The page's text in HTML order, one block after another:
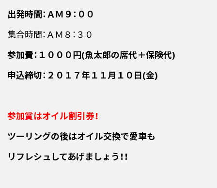
出発時間：ＡＭ９：００
集合時間：ＡＭ８：３０
参加費：１０００円(魚太郎の席代＋保険代)
申込締切：２０１７年１１月１０日(金)
参加賞はオイル割引券！
ツーリングの後はオイル交換で愛車も
リフレシュしてあげましょう！！